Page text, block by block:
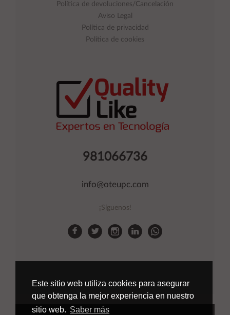
Este sitio web utiliza cookies para asegurar
que obtenga la mejor experiencia en nuestro
sitio web. Saber más
981066736
info@oteupc.com
¡Síguenos!
Política de devoluciones/Cancelación
Aviso Legal
Política de privacidad
Política de cookies